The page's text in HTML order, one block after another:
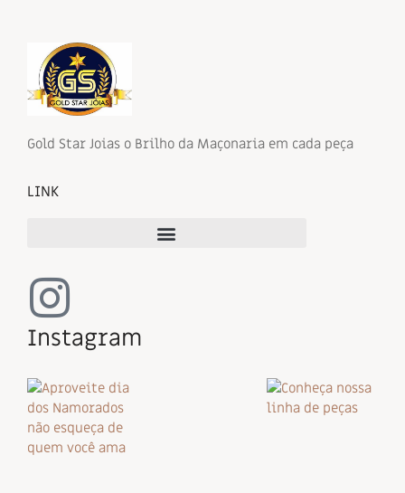
Gold Star Joias o Brilho da Maçonaria em cada peça
LINK
Instagram